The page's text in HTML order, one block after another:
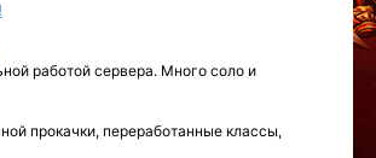
работой сервера. Много соло и
прокачки, переработанные классы,